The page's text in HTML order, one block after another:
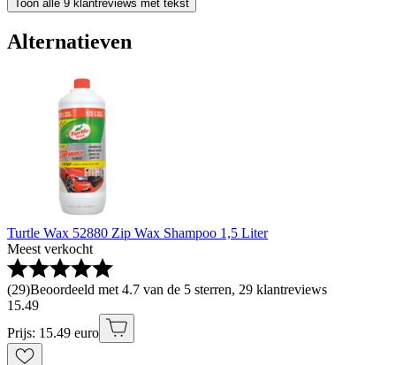
Toon alle 9 klantreviews met tekst
Alternatieven
Turtle Wax 52880 Zip Wax Shampoo 1,5 Liter
Meest verkocht
(29)Beoordeeld met 4.7 van de 5 sterren, 29 klantreviews
15.49
Prijs: 15.49 euro